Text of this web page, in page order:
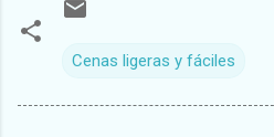
Cenas ligeras y fáciles